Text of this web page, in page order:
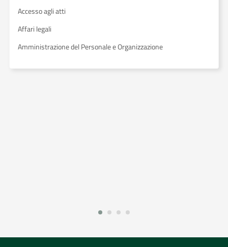
Accesso agli atti
Affari legali
Amministrazione del Personale e Organizzazione